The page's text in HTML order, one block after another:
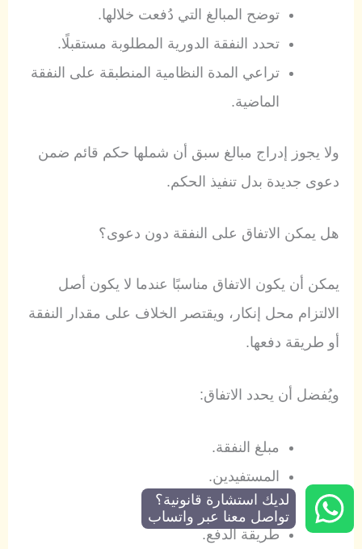
توضح المبالغ التي دُفعت خلالها.
تحدد النفقة الدورية المطلوبة مستقبلًا.
تراعي المدة النظامية المنطبقة على النفقة
الماضية.
ولا يجوز إدراج مبالغ سبق أن شملها حكم قائم ضمن
دعوى جديدة بدل تنفيذ الحكم.
هل يمكن الاتفاق على النفقة دون دعوى؟
يمكن أن يكون الاتفاق مناسبًا عندما لا يكون أصل
الالتزام محل إنكار، ويقتصر الخلاف على مقدار النفقة
أو طريقة دفعها.
ويُفضل أن يحدد الاتفاق:
مبلغ النفقة.
المستفيدين.
موعد السداد.
طريقة الدفع.
لديك استشارة قانونية؟
تواصل معنا عبر واتساب